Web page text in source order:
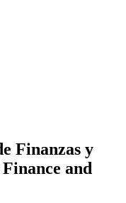
Finanzas y
and